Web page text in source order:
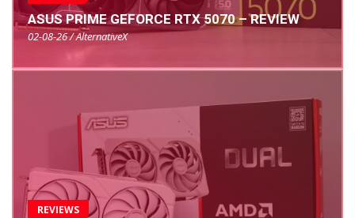
ASUS PRIME GEFORCE RTX 5070 – REVIEW
02-08-26 / AlternativeX
REVIEWS